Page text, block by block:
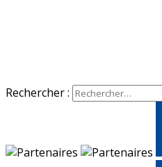
Rechercher :